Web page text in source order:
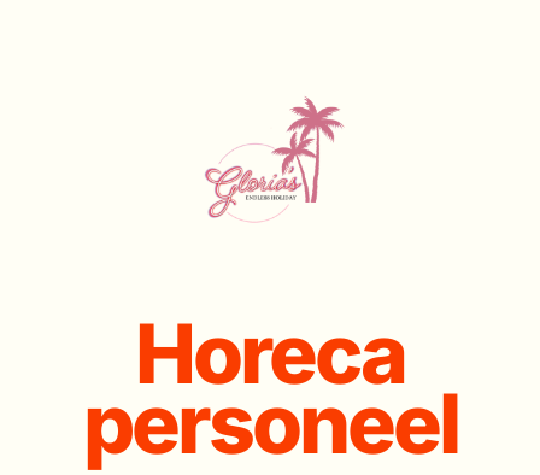
Horeca
personeel